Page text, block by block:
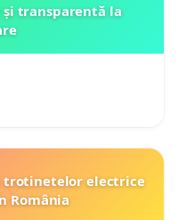
și transparentă la
trotinetelor electrice
România